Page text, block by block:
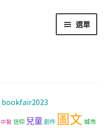
選單
bookfair2023
中醫 信仰 兒童 創作 圖文 城市